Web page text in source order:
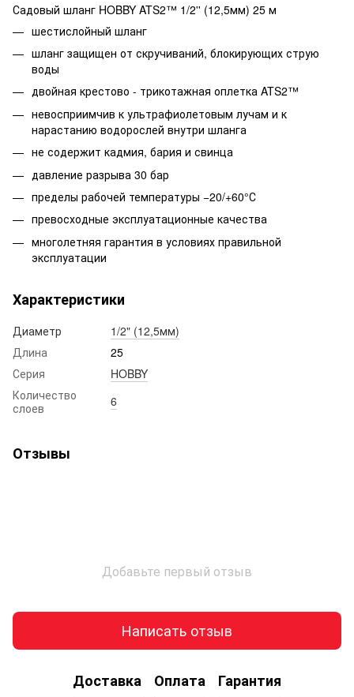
Садовый шланг HOBBY ATS2™ 1/2'' (12,5мм) 25 м
шестислойный шланг
шланг защищен от скручиваний, блокирующих струю
воды
двойная крестово - трикотажная оплетка ATS2™
невосприимчив к ультрафиолетовым лучам и к
нарастанию водорослей внутри шланга
не содержит кадмия, бария и свинца
давление разрыва 30 бар
пределы рабочей температуры −20/+60°С
превосходные эксплуатационные качества
многолетняя гарантия в условиях правильной
эксплуатации
Характеристики
Диаметр
1/2" (12,5мм)
Длина
25
Серия
HOBBY
Количество
слоев
6
Отзывы
Добавьте первый отзыв
Написать отзыв
Доставка Оплата Гарантия